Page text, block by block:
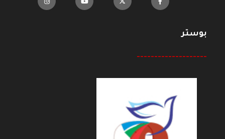
بوستر
--------------------